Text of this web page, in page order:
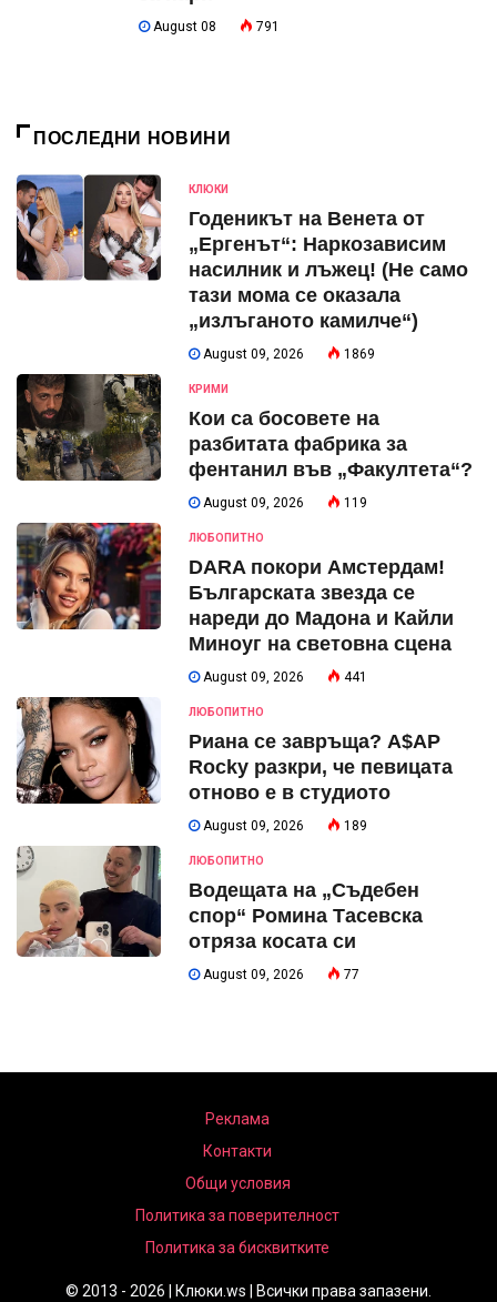
August 08 791
ПОСЛЕДНИ НОВИНИ
КЛЮКИ
Годеникът на Венета от
„Ергенът“: Наркозависим
насилник и лъжец! (Не само
тази мома се оказала
„излъганото камилче“)
August 09, 2026 1869
КРИМИ
Кои са босовете на
разбитата фабрика за
фентанил във „Факултета“?
August 09, 2026 119
ЛЮБОПИТНО
DARA покори Амстердам!
Българската звезда се
нареди до Мадона и Кайли
Миноуг на световна сцена
August 09, 2026 441
ЛЮБОПИТНО
Риана се завръща? A$AP
Rocky разкри, че певицата
отново е в студиото
August 09, 2026 189
ЛЮБОПИТНО
Водещата на „Съдебен
спор“ Ромина Тасевска
отряза косата си
August 09, 2026 77
Реклама
Контакти
Общи условия
Политика за поверителност
Политика за бисквитките
© 2013 - 2026 | Клюки.ws | Всички права запазени.